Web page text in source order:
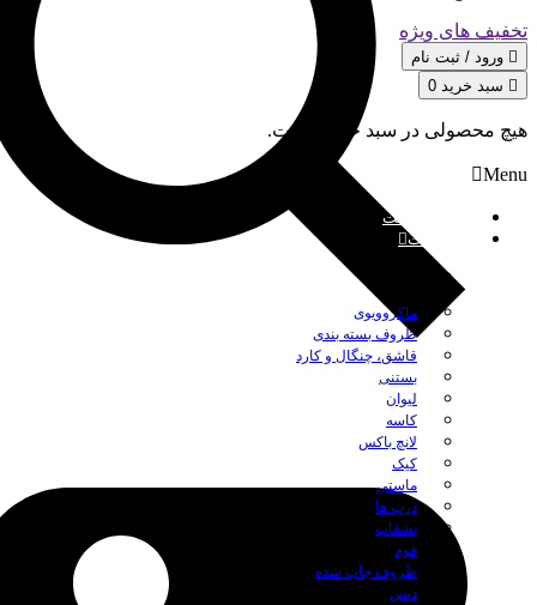
تخفیف های ویژه
سبد خرید 0
هیچ محصولی در سبد خرید نیست.
Menu
صفحه نخست
محصولات
ماکروویوی
ظروف بسته بندی
قاشق، چنگال و کارد
بستنی
لیوان
کاسه
لانچ باکس
کیک
ماستی
درب ها
بشقاب
فوم
ظروف چاپ شده
دیس